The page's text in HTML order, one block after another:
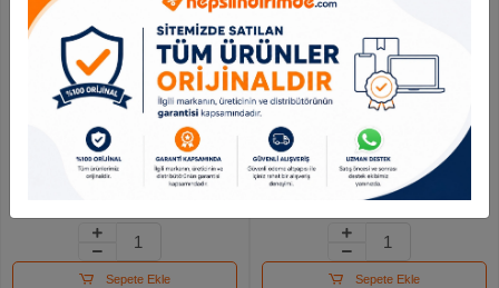
Keskin 70*100 Tekli Rulo
Kutlama Ambalaj Kağıdı
Sepete Ekle
Vatan Metalize Poşet
Zemin Düz Baskılı 20x35
100 Lü Vt22
Sepete Ekle